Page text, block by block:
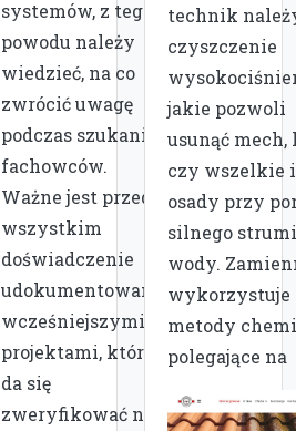
systemów, z tego
powodu należy
wiedzieć, na co
zwrócić uwagę
podczas szukania
fachowców.
Ważne jest przede
wszystkim
doświadczenie
udokumentowane
wcześniejszymi
projektami, które
da się
zweryfikować nie
technik
czyszczenie
jakie pozwoli
usunąć mech,
czy wszelkie
osady przy
silnego
wody.
wykorzystuje
metody
polegające na